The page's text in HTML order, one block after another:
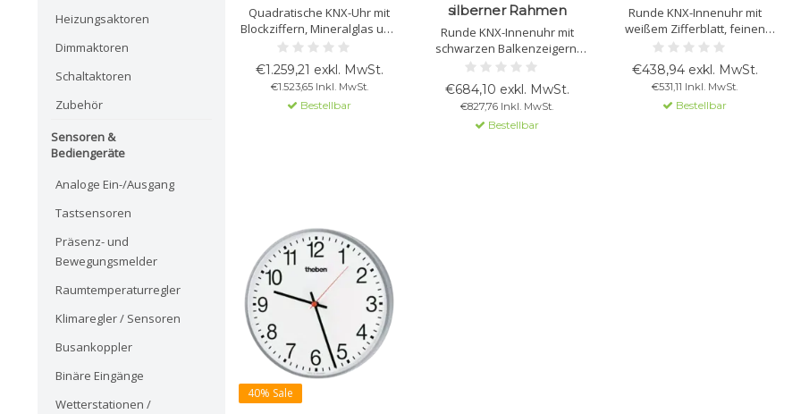
Heizungsaktoren
Dimmaktoren
Schaltaktoren
Zubehör
Sensoren &
Bediengeräte
Analoge Ein-/Ausgang
Tastsensoren
Präsenz- und
Bewegungsmelder
Raumtemperaturregler
Klimaregler / Sensoren
Busankoppler
Binäre Eingänge
Wetterstationen /
Quadratische KNX-Uhr mit
Blockziffern, Mineralglas und
V4A-Einbaugehäuse. IP54,
Geeignet u. a. für OP-Räume.
250×250 mm.
€1.259,21 exkl. MwSt.
€1.523,65 Inkl. MwSt.
Bestellbar
silberner Rahmen
Runde KNX-Innenuhr mit
schwarzen Balkenzeigern,
rotem Sekundenzeiger,
Blockziffern und silbernem
Metallgehäuse. Ø 400 mm.
€684,10 exkl. MwSt.
€827,76 Inkl. MwSt.
Bestellbar
Runde KNX-Innenuhr mit
weißem Zifferblatt, feinen
Strichmarkierungen,
Stunden-/Minutenzeigern
und rotem Sekundenzeiger.
Ø 300 mm, stoßfest.
€438,94 exkl. MwSt.
€531,11 Inkl. MwSt.
Bestellbar
40% Sale